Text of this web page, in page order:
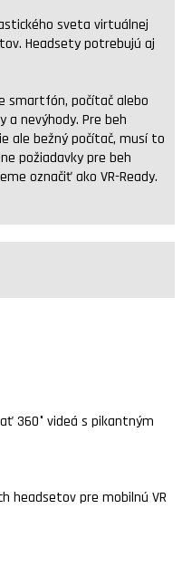
sveta virtuálnej
Headsety potrebujú aj
smartfón, počítač alebo
a nevýhody. Pre beh
ale bežný počítač, musí to
požiadavky pre beh
označiť ako VR-Ready.
360° videá s pikantným
headsetov pre mobilnú VR